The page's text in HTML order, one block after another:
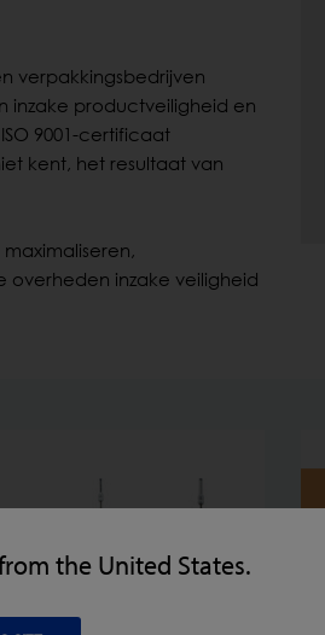
the United States.
verpakkingsbedrijven
inzake productveiligheid en
9001-certificaat
kent, het resultaat van
overheden inzake veiligheid